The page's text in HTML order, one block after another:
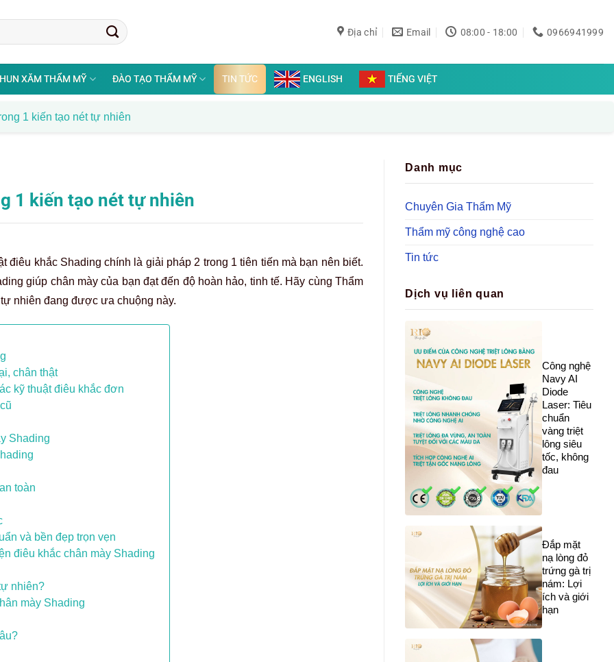
Địa chỉ Email 08:00 - 18:00 0966941999
XĂM THẨM MỸ ĐÀO TẠO THẨM MỸ TIN TỨC ENGLISH TIẾNG VIỆT
1 kiến tạo nét tự nhiên
1 kiến tạo nét tự nhiên
khắc Shading chính là giải pháp 2 trong 1 tiên tiến mà bạn nên biết.
giúp chân mày của bạn đạt đến độ hoàn hảo, tinh tế. Hãy cùng Thẩm
nhiên đang được ưa chuộng này.
chân thật
kỹ thuật điêu khắc đơn
Shading
toàn
và bền đẹp trọn vẹn
điêu khắc chân mày Shading
nhiên?
mày Shading
Danh mục
Chuyên Gia Thẩm Mỹ
Thẩm mỹ công nghệ cao
Tin tức
Dịch vụ liên quan
Công nghệ
Navy AI
Diode
Laser: Tiêu
chuẩn
vàng triệt
lông siêu
tốc, không
đau
Đắp mặt
nạ lòng đỏ
trứng gà trị
nám: Lợi
ích và giới
hạn